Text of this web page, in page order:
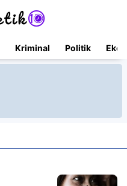
Kriminal Politik